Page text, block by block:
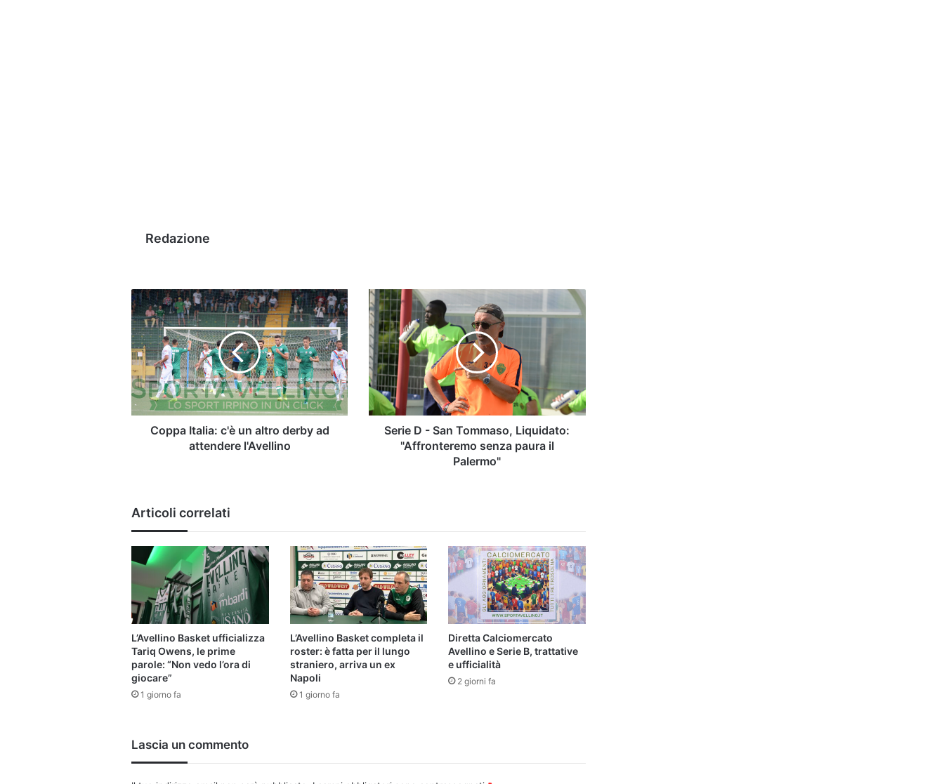
Redazione
Coppa
Italia:
c'è
un
altro
derby
ad
attendere
l'Avellino
Coppa Italia: c'è un altro derby ad
attendere l'Avellino
Serie
D
-
San
Tommaso,
Liquidato:
"Affronteremo
senza
paura
Palermo"
Serie D - San Tommaso, Liquidato:
"Affronteremo senza paura il
Palermo"
Articoli correlati
L’Avellino Basket ufficializza
Tariq Owens, le prime
parole: “Non vedo l’ora di
giocare”
1 giorno fa
L’Avellino Basket completa il
roster: è fatta per il lungo
straniero, arriva un ex
Napoli
1 giorno fa
Diretta Calciomercato
Avellino e Serie B, trattative
e ufficialità
2 giorni fa
Lascia un commento